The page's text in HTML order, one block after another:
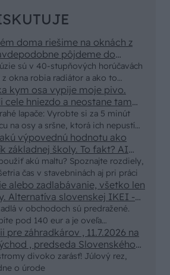
sú v 40-stupňových horúčavách
z okna robia radiátor a ako to
eur?
doma riešime na oknách z
pôjdeme do
na spôsob markízy
predajcovia idú okolo 100
lapače: Vyrobte si za 5 minút
na osy a sršne, ktorá ich nepustí
kym osa vypije moje pivo.
cele hniezdo a neostane tam
naucinke moc efektivne.
akú maltu? Spoznajte rozdiely,
čas v stavebninách aj pri práci
výpovednú hodnotu ako
školy. To fakt? AI
rychlotvrdnuce
Mpa a doba schnutia tak 15
s kryštálikou. A rozdiel
- schnutie a zretie. Nič?
v obchodoch sú predražené.
pod 140 eur a je oveľa
alebo zadlabávanie, všetko len
Alternatíva slovenskej IKEI -
Autor si nedal veľa námahy s
škoda. No lepšie než
predávaný v Kauflande alebo
divoko zarásť! Júlový rez,
o úrode
pre záhradkárov , 11.7.2026 na
, predseda Slovenského
to, že
, nie je pravda. Aj vlky je